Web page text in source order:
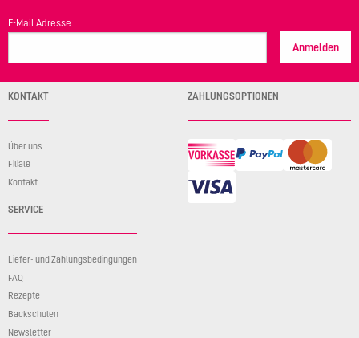
E-Mail Adresse
Anmelden
KONTAKT
Über uns
Filiale
Kontakt
SERVICE
Liefer- und Zahlungsbedingungen
FAQ
Rezepte
Backschulen
Newsletter
ZAHLUNGSOPTIONEN